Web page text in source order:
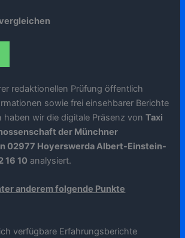
redaktionellen Prüfung öffentlich
sowie frei einsehbarer Berichte
haben wir die digitale Präsenz vonTaxi
der Münchner
02977 Hoyerswerda Albert-Einstein-
16 10 analysiert.
anderem folgende Punkte
verfügbare Erfahrungsberichte